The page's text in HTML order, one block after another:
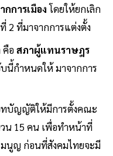
การเมืองโดยให้ยกเลิก
2 ที่มาจากการแต่งตั้ง
คือสภาผู้แทนราษฎร
นี้กำหนดให้ มาจากการ
บัญญัติให้มีการตั้งคณะ
น 15 คน เพื่อทำหน้าที่
นูญ ก่อนที่สังคมไทยจะมี